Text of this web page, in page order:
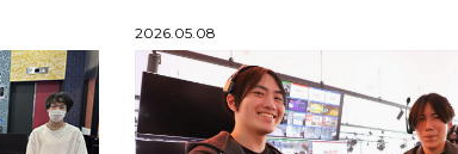
2026.05.08